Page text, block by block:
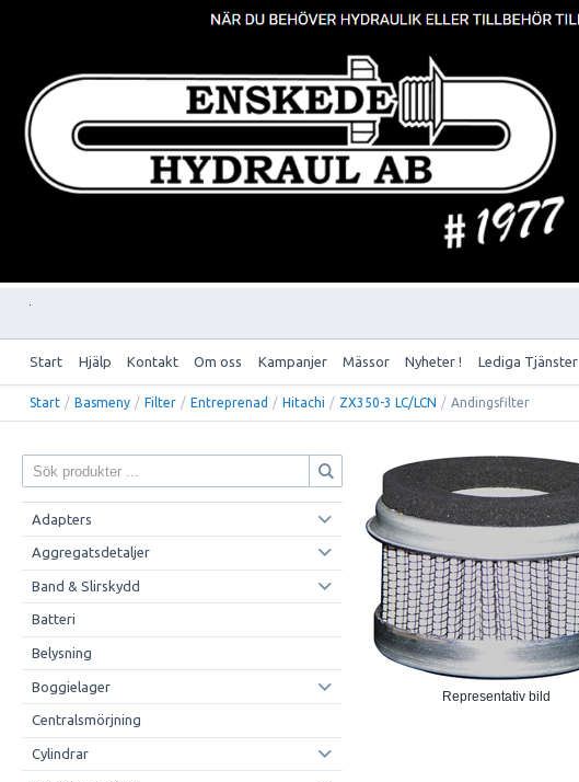
Start Hjälp Kontakt Om oss Kampanjer Mässor Nyheter ! Lediga Tjänster
Start / Basmeny / Filter / Entreprenad / Hitachi / ZX350-3 LC/LCN / Andingsfilter
Adapters
Aggregatsdetaljer
Band & Slirskydd
Batteri
Belysning
Boggielager
Centralsmörjning
Cylindrar
Representativ bild